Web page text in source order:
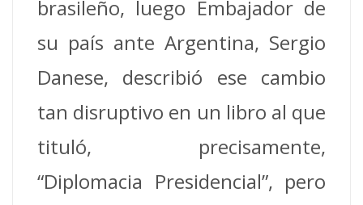
brasileño, luego Embajador de
su país ante Argentina, Sergio
Danese, describió ese cambio
tan disruptivo en un libro al que
tituló, precisamente,
“Diplomacia Presidencial”, pero